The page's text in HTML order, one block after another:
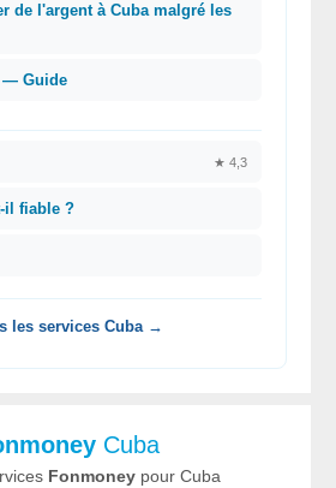
de l'argent à Cuba malgré les
— Guide
★ 4,3
il fiable ?
les services Cuba →
Cuba
Fonmoney pour Cuba